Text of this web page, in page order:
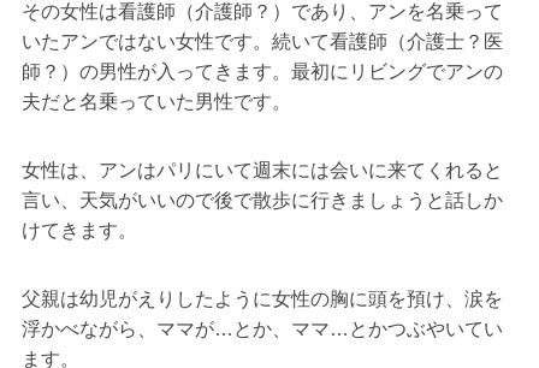
その女性は看護師（介護師？）であり、アンを名乗って
いたアンではない女性です。続いて看護師（介護士？医
師？）の男性が入ってきます。最初にリビングでアンの
夫だと名乗っていた男性です。
女性は、アンはパリにいて週末には会いに来てくれると
言い、天気がいいので後で散歩に行きましょうと話しか
けてきます。
父親は幼児がえりしたように女性の胸に頭を預け、涙を
浮かべながら、ママが…とか、ママ…とかつぶやいてい
ます。